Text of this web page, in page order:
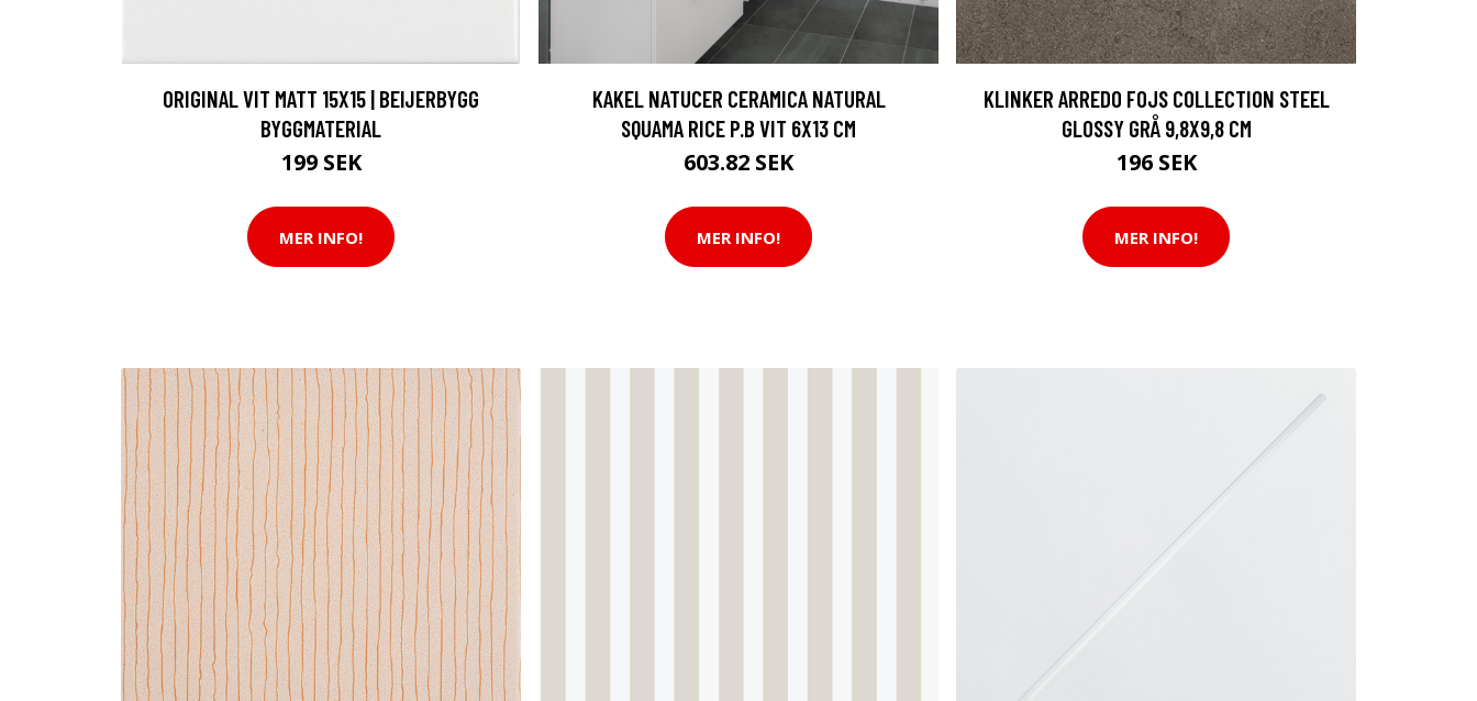
ORIGINAL VIT MATT 15X15 | BEIJERBYGG
BYGGMATERIAL
199 SEK
MER INFO!
KAKEL NATUCER CERAMICA NATURAL
SQUAMA RICE P.B VIT 6X13 CM
603.82 SEK
MER INFO!
KLINKER ARREDO FOJS COLLECTION STEEL
GLOSSY GRÅ 9,8X9,8 CM
196 SEK
MER INFO!